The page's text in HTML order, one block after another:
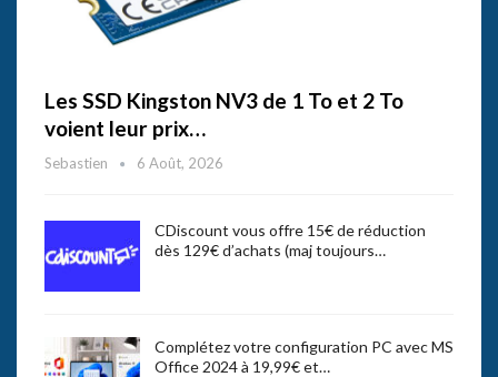
Les SSD Kingston NV3 de 1 To et 2 To
voient leur prix…
Sebastien 6 Août, 2026
CDiscount vous offre 15€ de réduction
dès 129€ d’achats (maj toujours…
Complétez votre configuration PC avec MS
Office 2024 à 19,99€ et…